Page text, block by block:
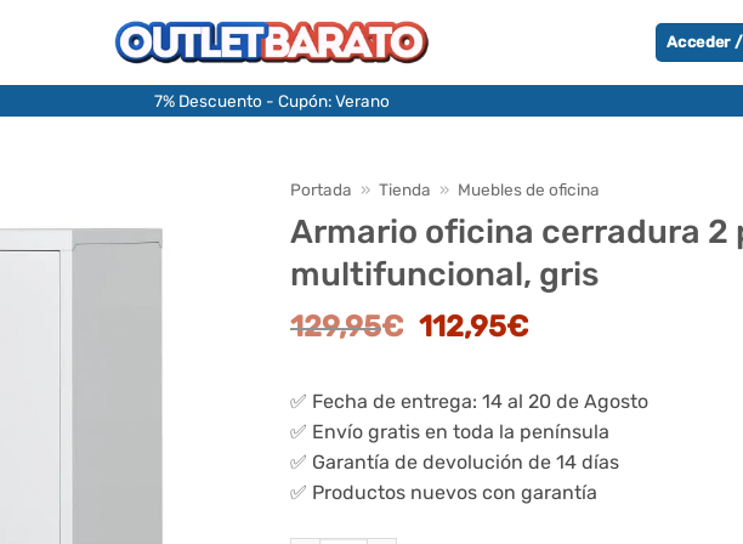
Acceder
7% Descuento - Cupón: Verano
Portada » Tienda » Muebles de oficina
Armario oficina cerradura 2
multifuncional, gris
129,95€ El
era:
129,95€.
112,95€El
es:
112,95€.
✅ Fecha de entrega: 14 al 20 de Agosto
✅ Envío gratis en toda la península
✅ Garantía de devolución de 14 días
✅ Productos nuevos con garantía